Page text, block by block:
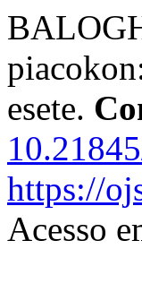
esete.
https://
Acesso